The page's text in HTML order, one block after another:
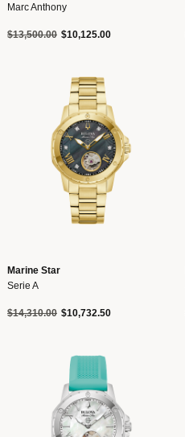
Marc Anthony
Precio reducido de
$13,500.00a$10,125.00
Marine Star
Serie A
Precio reducido de
$14,310.00a$10,732.50